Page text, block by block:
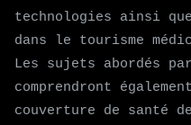
technologies ainsi
dans le tourisme
Les sujets abordés
comprendront
couverture de santé